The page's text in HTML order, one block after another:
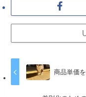
商品単価